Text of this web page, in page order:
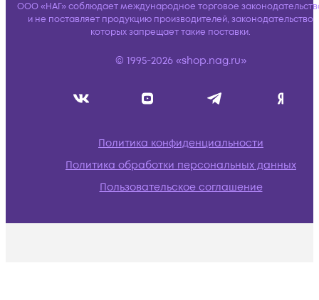
ООО «НАГ» соблюдает международное торговое
и не поставляет продукцию производителей, законодательство
которых запрещает такие поставки.
© 1995-2026 «shop.nag.ru»
Политика конфиденциальности
Политика обработки персональных данных
Пользовательское соглашение